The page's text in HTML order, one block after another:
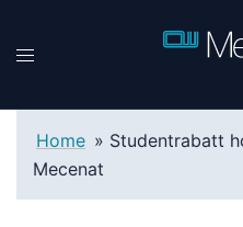
Home » Studentrabatt
Mecenat